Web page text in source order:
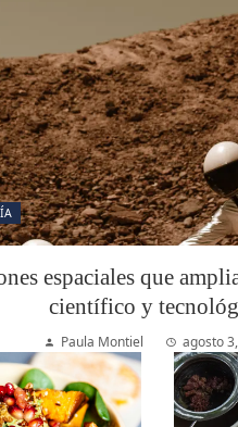
espaciales que
científico y
Paula Montiel agosto